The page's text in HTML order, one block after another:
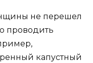
не перешел
проводить
капустный